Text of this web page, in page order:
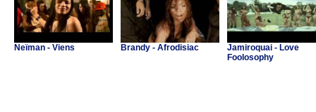
Neïman - Viens Brandy - Afrodisiac
Jamiroquai - Love
Foolosophy